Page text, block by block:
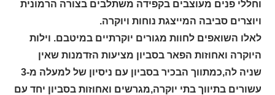
וחללי פנים מעוצבים בקפידה משתלבים בצורה הרמונית
ויוצרים סביבה המייצגת נוחות ויוקרה.
לאלו השואפים לחוות מגורים יוקרתיים במיטבם. וילות
היוקרה ואחוזות הפאר בסביון מציעות הזדמנות שאין
שניה לה,כמתווך הבכיר בסביון עם ניסיון של למעלה מ-3
עשורים בתיווך בתי יוקרה,מגרשים ואחוזות בסביון יחד עם